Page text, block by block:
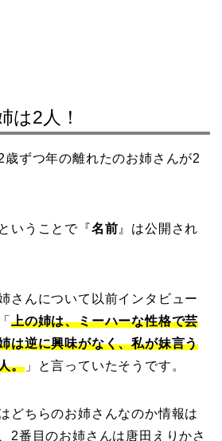
は2人！
歳ずつ年の離れたのお姉さんが2
いうことで『名前 』は公開され
さんについて以前インタビュー
上の姉は、ミーハーな性格で芸
は逆に興味がなく、私が妹言う
。」と言っていたそうです。
どちらのお姉さんなのか情報は
2番目のお姉さんは唐田えりかさ